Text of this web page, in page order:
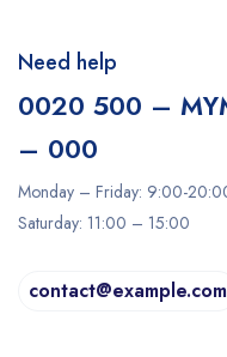
Need help
0020 500 –
– 000
Monday – Friday: 9:00-
Saturday: 11:00 – 15:00
contact@example.com